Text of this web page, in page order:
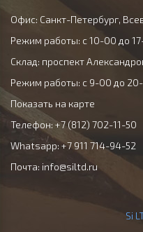
Офис: Санкт-Петербург,
Режим работы: с 10-00 до
Склад: проспект
Режим работы: с 9-00 до
Показать на карте
Телефон: +7 (812) 702-11-50
Whatsapp: +7 911 714-94-52
Почта: info@siltd.ru
Si